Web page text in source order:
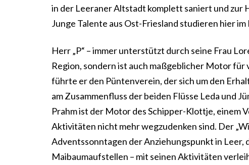
in der Leeraner Altstadt komplett saniert und zur
Junge Talente aus Ost-Friesland studieren hier
Herr „P“ – immer unterstützt durch seine Frau
Region, sondern ist auch maßgeblicher Motor
führte er den Püntenverein, der sich um den
am Zusammenfluss der beiden Flüsse Leda und
Prahm ist der Motor des Schipper-Klottje, einem
Aktivitäten nicht mehr wegzudenken sind. Der
Adventssonntagen der Anziehungspunkt in
Maibaumaufstellen – mit seinen Aktivitäten